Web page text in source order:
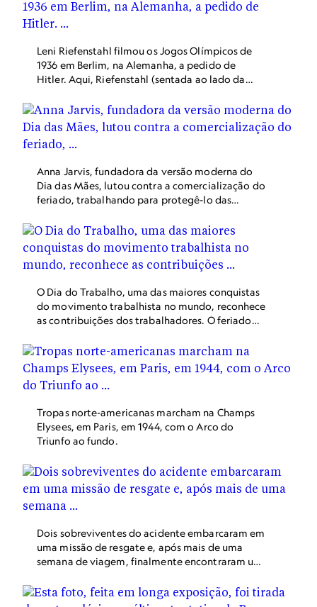
Leni Riefenstahl filmou os Jogos Olímpicos de
1936 em Berlim, na Alemanha, a pedido de
Hitler. Aqui, Riefenstahl (sentada ao lado da
um norte-americano que ganhou a medalha de
ouro na corrida de 400 metros.
Anna Jarvis, fundadora da versão moderna do
Dia das Mães, lutou contra a comercialização do
feriado, trabalhando para protegê-lo das
O Dia do Trabalho, uma das maiores conquistas
do movimento trabalhista no mundo, reconhece
as contribuições dos trabalhadores. O feriado
setembro, diferente dos demais países do
mundo – é celebrado há muito tempo com
piqueniques e desfiles, como este em Gastonia,
na Carolina do Norte, em 1934.
Tropas norte-americanas marcham na Champs
Elysees, em Paris, em 1944, com o Arco do
Triunfo ao fundo.
Dois sobreviventes do acidente embarcaram em
uma missão de resgate e, após mais de uma
semana de viagem, finalmente encontraram um
pedra e o jogaram para ele em um riacho. Nele
está escrito: "Venho de um avião que caiu nas